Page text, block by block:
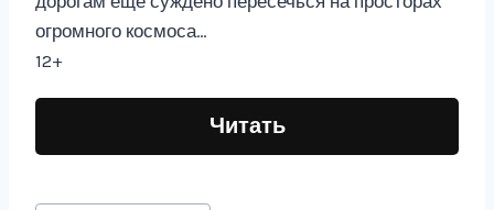
огромного космоса…
12+
Читать